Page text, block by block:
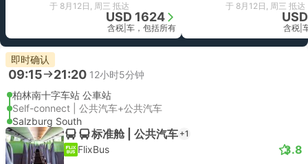
于 8月12日, 周三 抵达
USD 1624
含税 车，包括所有
于 8月12日, 周三 抵达
含税
即时确认
09:15 21:20 12小时5分钟
柏林南十字车站 公車站
Self-connect | 公共汽车+公共汽车
Salzburg South
标准舱 | 公共汽车 +1
FlixBus 3.8